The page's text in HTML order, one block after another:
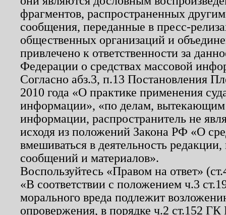
фрагментов, распространенных
сообщения, переданные в пресс-
общественных организаций и
привлечено к ответственности за
Федерации о средствах массовой
Согласно абз.3, п.13 Постановления
2010 года «О практике применения
информации», «по делам, вытекающим
информации, распространитель не
исходя из положений Закона РФ «О
вмешиваться в деятельность
сообщений и материалов».
Воспользуйтесь «Правом на ответ»
«В соответствии с положением ч.3
морального вреда подлежит
опровержения, в порядке ч.2 ст.152